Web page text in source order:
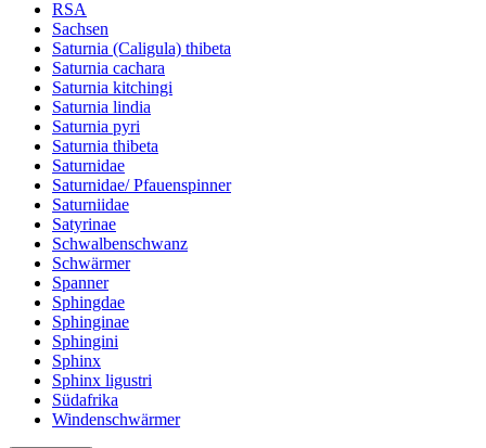
RSA
Sachsen
Saturnia (Caligula) thibeta
Saturnia cachara
Saturnia kitchingi
Saturnia lindia
Saturnia pyri
Saturnia thibeta
Saturnidae
Saturnidae/ Pfauenspinner
Saturniidae
Satyrinae
Schwalbenschwanz
Schwärmer
Spanner
Sphingdae
Sphinginae
Sphingini
Sphinx
Sphinx ligustri
Südafrika
Windenschwärmer